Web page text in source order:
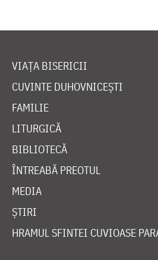
VIAȚA BISERICII
CUVINTE DUHOVNICEȘTI
FAMILIE
LITURGICĂ
BIBLIOTECĂ
ÎNTREABĂ PREOTUL
MEDIA
ȘTIRI
HRAMUL SFINTEI CUVIOASE